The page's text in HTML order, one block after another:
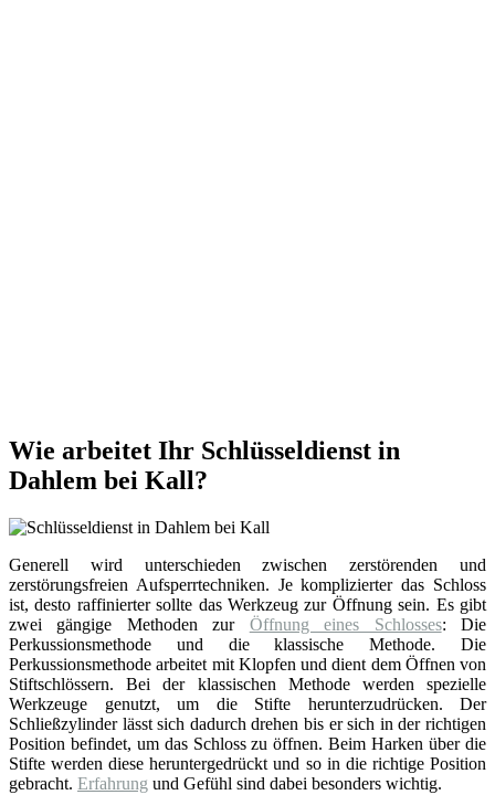
Wie arbeitet Ihr Schlüsseldienst in
Dahlem bei Kall?
Generell wird unterschieden zwischen zerstörenden und
zerstörungsfreien Aufsperrtechniken. Je komplizierter das Schloss
ist, desto raffinierter sollte das Werkzeug zur Öffnung sein. Es gibt
zwei gängige Methoden zur Öffnung eines Schlosses: Die
Perkussionsmethode und die klassische Methode. Die
Perkussionsmethode arbeitet mit Klopfen und dient dem Öffnen von
Stiftschlössern. Bei der klassischen Methode werden spezielle
Werkzeuge genutzt, um die Stifte herunterzudrücken. Der
Schließzylinder lässt sich dadurch drehen bis er sich in der richtigen
Position befindet, um das Schloss zu öffnen. Beim Harken über die
Stifte werden diese heruntergedrückt und so in die richtige Position
gebracht. Erfahrung und Gefühl sind dabei besonders wichtig.